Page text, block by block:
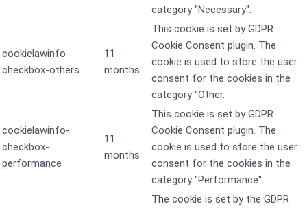
category "Necessary".
cookielawinfo-
checkbox-others
11
months
This cookie is set by GDPR
Cookie Consent plugin. The
cookie is used to store the user
consent for the cookies in the
category "Other.
cookielawinfo-
checkbox-
performance
11
months
This cookie is set by GDPR
Cookie Consent plugin. The
cookie is used to store the user
consent for the cookies in the
category "Performance".
The cookie is set by the GDPR